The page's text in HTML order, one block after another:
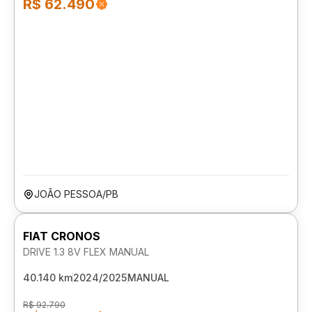
R$ 62.490
JOÃO PESSOA/PB
FIAT CRONOS
DRIVE 1.3 8V FLEX MANUAL
40.140 km2024/2025MANUAL
R$ 92.790